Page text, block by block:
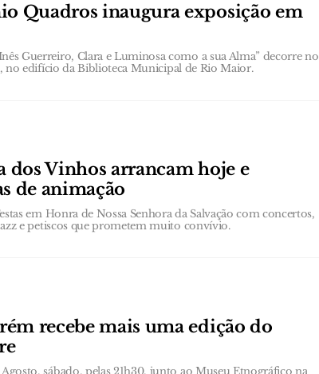
Quadros inaugura exposição em
Guerreiro, Clara e Luminosa como a sua Alma” decorre no
no edifício da Biblioteca Municipal de Rio Maior.
dos Vinhos arrancam hoje e
de animação
em Honra de Nossa Senhora da Salvação com concertos,
e petiscos que prometem muito convívio.
recebe mais uma edição do
sábado, pelas 21h30, junto ao Museu Etnográfico na